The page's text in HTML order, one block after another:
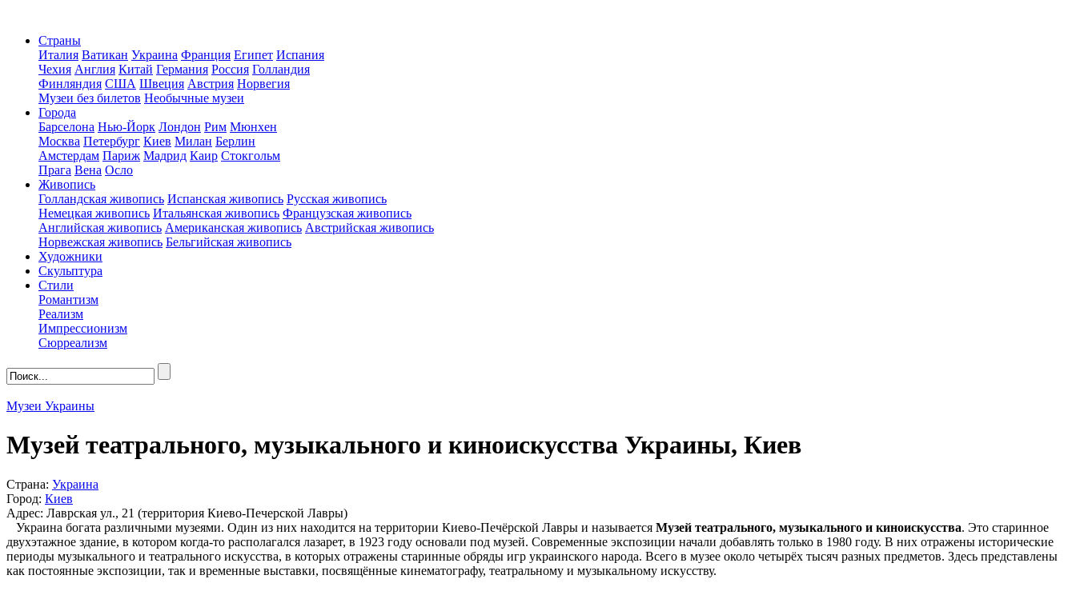
Страны
Италия Ватикан Украина Франция Египет Испания
Чехия Англия Китай Германия Россия Голландия
Финляндия США Швеция Австрия Норвегия
Музеи без билетов Необычные музеи
Города
Барселона Нью-Йорк Лондон Рим Мюнхен
Москва Петербург Киев Милан Берлин
Амстердам Париж Мадрид Каир Стокгольм
Прага Вена Осло
Живопись
Голландская живопись Испанская живопись Русская живопись
Немецкая живопись Итальянская живопись Французская живопись
Английская живопись Американская живопись Австрийская живопись
Норвежская живопись Бельгийская живопись
Художники
Скульптура
Стили
Романтизм
Реализм
Импрессионизм
Сюрреализм
Музеи Украины
Музей театрального, музыкального и киноискусства Украины, Киев
Страна: Украина
Город: Киев
Адрес: Лаврская ул., 21 (территория Киево-Печерской Лавры)
Украина богата различными музеями. Один из них находится на территории Киево-Печёрской Лавры и называется Музей театрального, музыкального и киноискусства. Это старинное
двухэтажное здание, в котором когда-то располагался лазарет, в 1923 году основали под музей. Современные экспозиции начали добавлять только в 1980 году. В них отражены исторические
периоды музыкального и театрального искусства, в которых отражены старинные обряды игр украинского народа. Всего в музее около четырёх тысяч разных предметов. Здесь представлены
как постоянные экспозиции, так и временные выставки, посвящённые кинематографу, театральному и музыкальному искусству.